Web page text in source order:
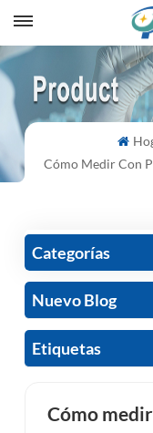
Cómo Medir Con
Categorías
Nuevo Blog
Etiquetas
Cómo